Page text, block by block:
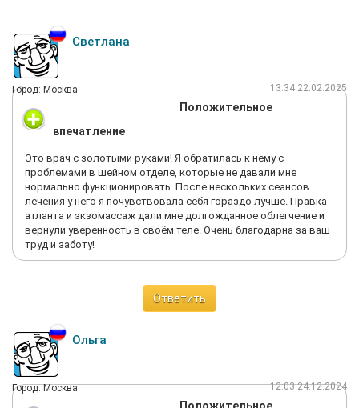
Светлана
Город: Москва 13:34 22.02.2025
Положительное
впечатление
Это врач с золотыми руками! Я обратилась к нему с
проблемами в шейном отделе, которые не давали мне
нормально функционировать. После нескольких сеансов
лечения у него я почувствовала себя гораздо лучше. Правка
атланта и экзомассаж дали мне долгожданное облегчение и
вернули уверенность в своём теле. Очень благодарна за ваш
труд и заботу!
Ответить
Ольга
Город: Москва 12:03 24.12.2024